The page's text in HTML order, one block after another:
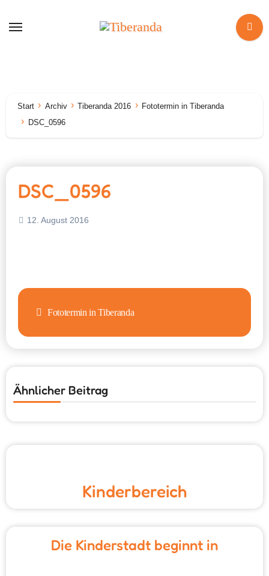
Inhalt
Start Archiv Tiberanda 2016
Fototermin in Tiberanda
DSC_0596
DSC_0596
12. August 2016
Beitragsnavigation
Fototermin in Tiberanda
Ähnlicher Beitrag
Kinderbereich
Die Kinderstadt beginnt in